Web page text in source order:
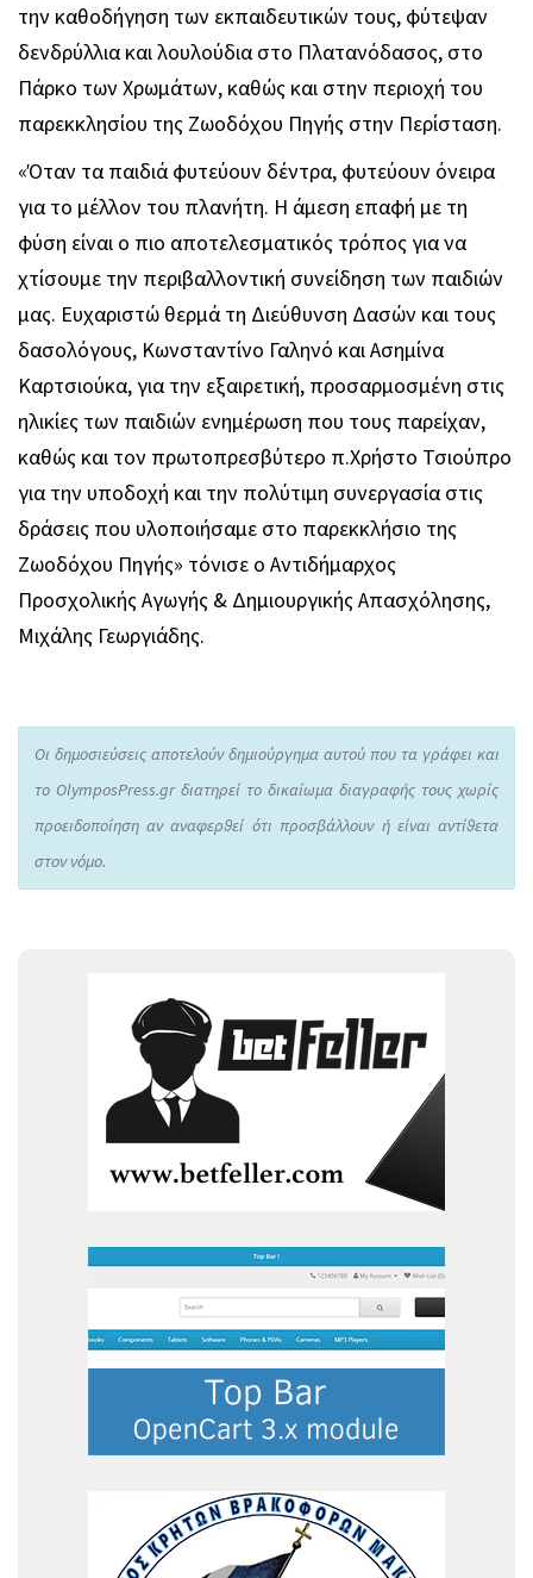
την καθοδήγηση των εκπαιδευτικών τους, φύτεψαν
δενδρύλλια και λουλούδια στο Πλατανόδασος, στο
Πάρκο των Χρωμάτων, καθώς και στην περιοχή του
παρεκκλησίου της Ζωοδόχου Πηγής στην Περίσταση.
«Όταν τα παιδιά φυτεύουν δέντρα, φυτεύουν όνειρα
για το μέλλον του πλανήτη. Η άμεση επαφή με τη
φύση είναι ο πιο αποτελεσματικός τρόπος για να
χτίσουμε την περιβαλλοντική συνείδηση των παιδιών
μας. Ευχαριστώ θερμά τη Διεύθυνση Δασών και τους
δασολόγους, Κωνσταντίνο Γαληνό και Ασημίνα
Καρτσιούκα, για την εξαιρετική, προσαρμοσμένη στις
ηλικίες των παιδιών ενημέρωση που τους παρείχαν,
καθώς και τον πρωτοπρεσβύτερο π.Χρήστο Τσιούπρο
για την υποδοχή και την πολύτιμη συνεργασία στις
δράσεις που υλοποιήσαμε στο παρεκκλήσιο της
Ζωοδόχου Πηγής» τόνισε ο Αντιδήμαρχος
Προσχολικής Αγωγής & Δημιουργικής Απασχόλησης,
Μιχάλης Γεωργιάδης.
Οι δημοσιεύσεις αποτελούν δημιούργημα αυτού που τα γράφει και
το OlymposPress.gr διατηρεί το δικαίωμα διαγραφής τους χωρίς
προειδοποίηση αν αναφερθεί ότι προσβάλλουν ή είναι αντίθετα
στον νόμο.